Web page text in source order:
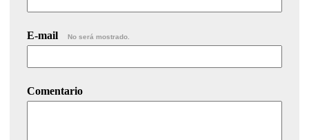
E-mail No será mostrado.
Comentario